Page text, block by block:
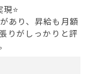
⭐
あり、昇給も月額
りがしっかりと評